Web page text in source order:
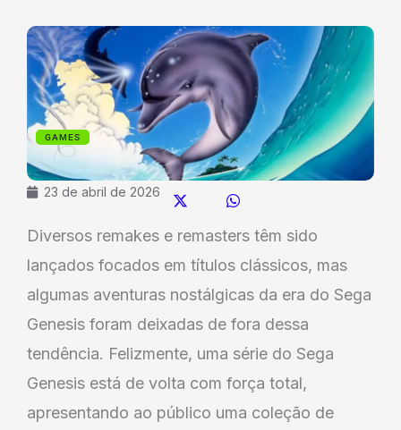
23 de abril de 2026
GAMES
Diversos remakes e remasters têm sido
lançados focados em títulos clássicos, mas
algumas aventuras nostálgicas da era do Sega
Genesis foram deixadas de fora dessa
tendência. Felizmente, uma série do Sega
Genesis está de volta com força total,
apresentando ao público uma coleção de